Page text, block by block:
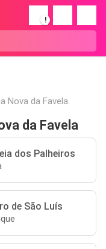
!
Nova da Favela.
da Favela
dos Palheiros
de São Luís